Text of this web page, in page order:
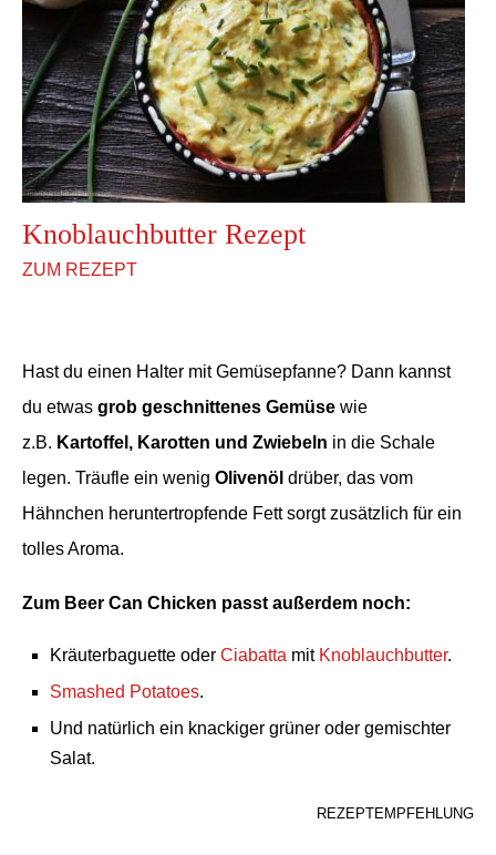
Knoblauchbutter Rezept
ZUM REZEPT
Hast du einen Halter mit Gemüsepfanne? Dann kannst
du etwas grob geschnittenes Gemüse wie
z.B. Kartoffel, Karotten und Zwiebeln in die Schale
legen. Träufle ein wenig Olivenöl drüber, das vom
Hähnchen heruntertropfende Fett sorgt zusätzlich für ein
tolles Aroma.
Zum Beer Can Chicken passt außerdem noch:
Kräuterbaguette oder Ciabatta mit Knoblauchbutter.
Smashed Potatoes.
Und natürlich ein knackiger grüner oder gemischter
Salat.
REZEPTEMPFEHLUNG